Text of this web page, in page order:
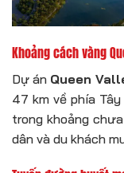
Khoảng cách vàng
Dự án Queen
47 km về phía
trong khoảng
dân và du khách